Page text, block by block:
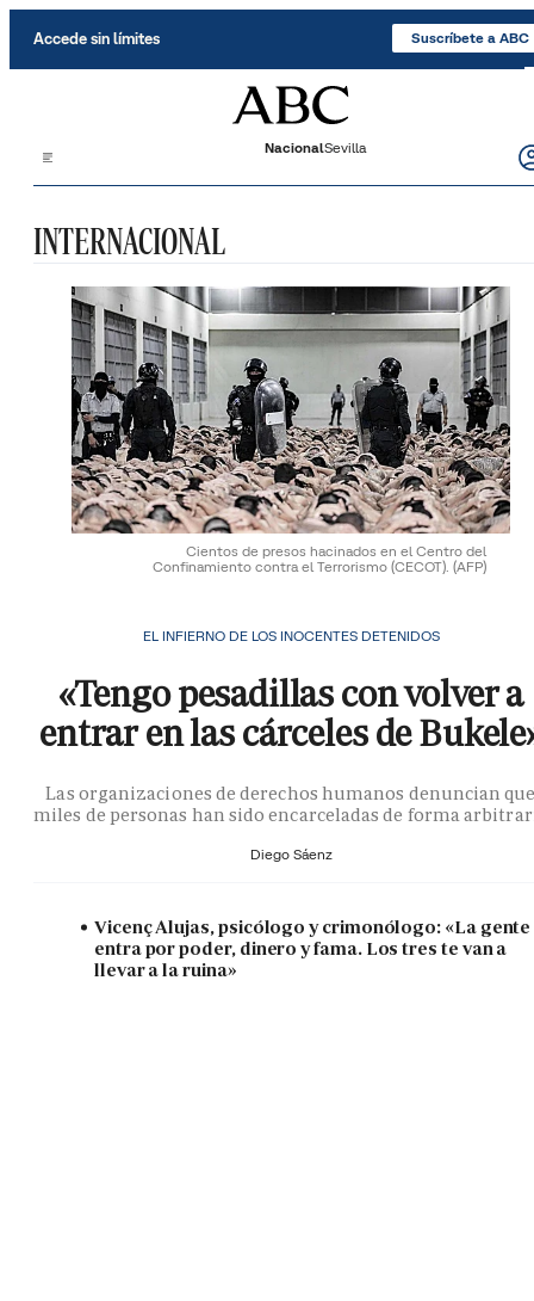
Accede sin límites Suscríbete a ABC
NacionalSevilla
INTERNACIONAL
Cientos de presos hacinados en el Centro del
Confinamiento contra el Terrorismo (CECOT). (AFP)
EL INFIERNO DE LOS INOCENTES DETENIDOS
«Tengo pesadillas con volver a
entrar en las cárceles de
Las organizaciones de derechos humanos denuncian
miles de personas han sido encarceladas de forma
Diego Sáenz
Vicenç Alujas, psicólogo y crimonólogo: «La gente
entra por poder, dinero y fama. Los tres te van a
llevar a la ruina»